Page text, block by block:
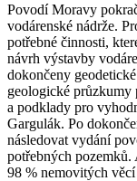
Povodí Moravy
vodárenské nádrže.
potřebné činnosti,
návrh výstavby
dokončeny
geologické průzkumy
a podklady pro
Gargulák. Po
následovat vydání
potřebných
98 % nemovitých